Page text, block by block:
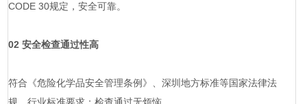
CODE 30规定，安全可靠。
02 安全检查通过性高
符合《危险化学品安全管理条例》、深圳地方标准等国家法律法